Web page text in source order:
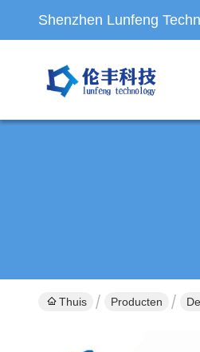
Shenzhen Lunfeng
Thuis Producten